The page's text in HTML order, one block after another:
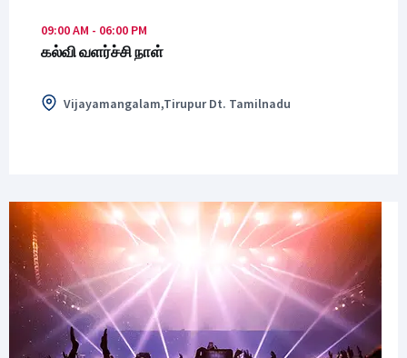
09:00 AM - 06:00 PM
கல்வி வளர்ச்சி நாள்
Vijayamangalam,Tirupur Dt. Tamilnadu